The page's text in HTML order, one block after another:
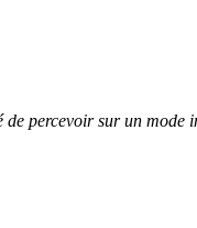
de percevoir sur un mode